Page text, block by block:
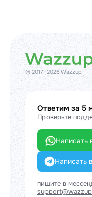
© 2017–2026 Wazzup
Ответим за 5
Проверьте
Написать
Написать
пишите в